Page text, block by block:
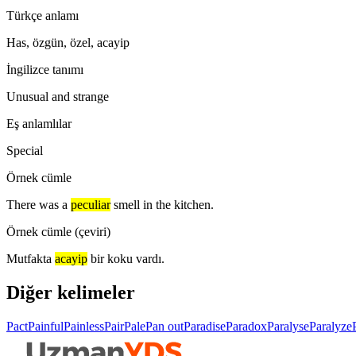
Türkçe anlamı
Has, özgün, özel, acayip
İngilizce tanımı
Unusual and strange
Eş anlamlılar
Special
Örnek cümle
There was a peculiar smell in the kitchen.
Örnek cümle (çeviri)
Mutfakta acayip bir koku vardı.
Diğer kelimeler
PactPainfulPainlessPairPalePan outParadiseParadoxParalyseParalyze